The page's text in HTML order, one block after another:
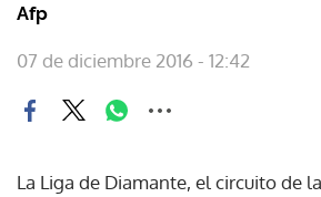
Afp
07 de diciembre 2016 - 12:42
La Liga de Diamante, el circuito de